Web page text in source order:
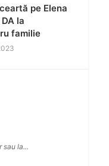
pe Elena
la
familie
sau la...